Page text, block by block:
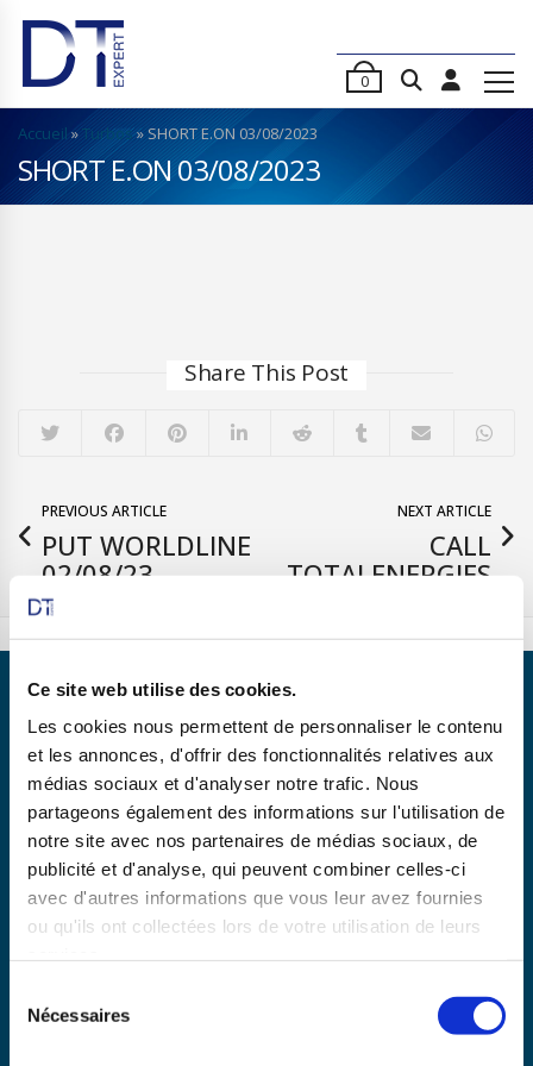
Ce site web utilise des cookies.
Les cookies nous permettent de personnaliser le contenu
et les annonces, d'offrir des fonctionnalités relatives aux
médias sociaux et d'analyser notre trafic. Nous
partageons également des informations sur l'utilisation de
notre site avec nos partenaires de médias sociaux, de
publicité et d'analyse, qui peuvent combiner celles-ci
avec d'autres informations que vous leur avez fournies
ou qu'ils ont collectées lors de votre utilisation de leurs
Nécessaires
0
Accueil »Turbos»SHORT E.ON 03/08/2023
SHORT E.ON 03/08/2023
Share This Post
PREVIOUS ARTICLE
PUT WORLDLINE
02/08/23
NEXT ARTICLE
CALL
TOTALENERGIES
Partenaire de
En savoir plus
La Charte DT Expert